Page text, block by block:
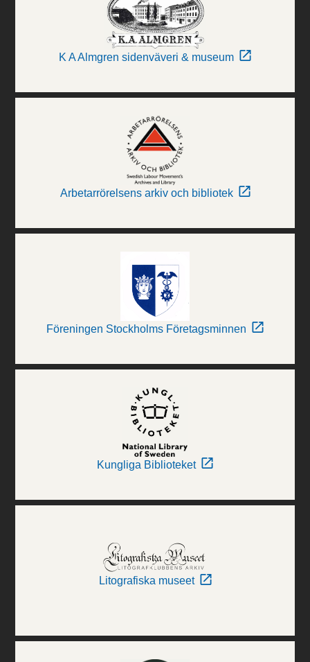
K A Almgren sidenväveri & museum
Arbetarrörelsens arkiv och bibliotek
Föreningen Stockholms Företagsminnen
Kungliga Biblioteket
Litografiska museet